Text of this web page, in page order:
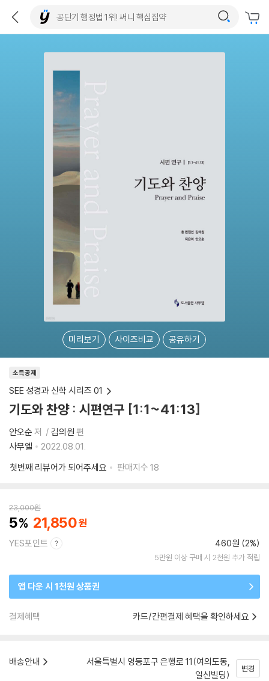
미리보기 사이즈비교 공유하기
소득공제
SEE 성경과 신학 시리즈 01
기도와 찬양 : 시편연구 [1:1~41:13]
안오순 저 김의원 편
사무엘
2022.08.01.
첫번째 리뷰어가 되어주세요
판매지수 18
23,000원
5 21,850
YES포인트 460원 (2%)
5만원 이상 구매 시 2천원 추가 적립
앱 다운 시 1천원 상품권
결제혜택 카드/간편결제 혜택을 확인하세요
배송안내
서울특별시 영등포구 은행로 11(여의도동,
일신빌딩)
변경